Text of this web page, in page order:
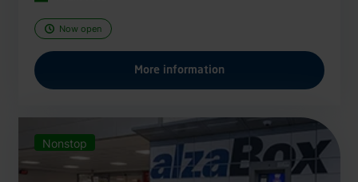
Now open
More information
Nonstop